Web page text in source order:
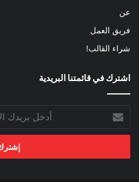
عن
فريق العمل
شراء القالب!
اشترك في قائمتنا البريدية
بريدك
الإلكتروني